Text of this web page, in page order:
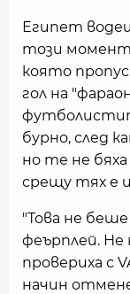
Египет
този момент
която
гол на
бурно, след
но те не
срещу тях е
"Това не
феърплей. Не
провериха с
начин